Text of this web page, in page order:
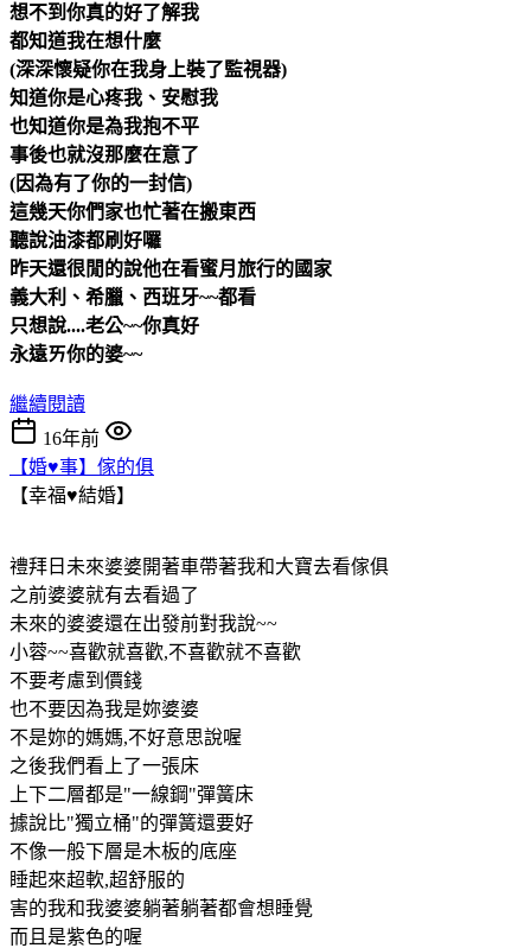
想不到你真的好了解我
都知道我在想什麼
(深深懷疑你在我身上裝了監視器)
知道你是心疼我、安慰我
也知道你是為我抱不平
事後也就沒那麼在意了
(因為有了你的一封信)
這幾天你們家也忙著在搬東西
聽說油漆都刷好囉
昨天還很閒的說他在看蜜月旅行的國家
義大利、希臘、西班牙~~都看
只想說....老公~~你真好
永遠ㄞ你的婆~~
繼續閱讀
16年前
【婚♥事】傢的俱
【幸福♥結婚】
禮拜日未來婆婆開著車帶著我和大寶去看傢俱
之前婆婆就有去看過了
未來的婆婆還在出發前對我說~~
小蓉~~喜歡就喜歡,不喜歡就不喜歡
不要考慮到價錢
也不要因為我是妳婆婆
不是妳的媽媽,不好意思說喔
之後我們看上了一張床
上下二層都是"一線鋼"彈簧床
據說比"獨立桶"的彈簧還要好
不像一般下層是木板的底座
睡起來超軟,超舒服的
害的我和我婆婆躺著躺著都會想睡覺
而且是紫色的喔